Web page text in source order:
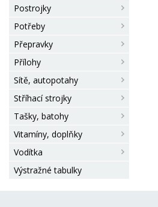
Postrojky
Potřeby
Přepravky
Přílohy
Sítě, autopotahy
Stříhací strojky
Tašky, batohy
Vitamíny, doplňky
Vodítka
Výstražné tabulky